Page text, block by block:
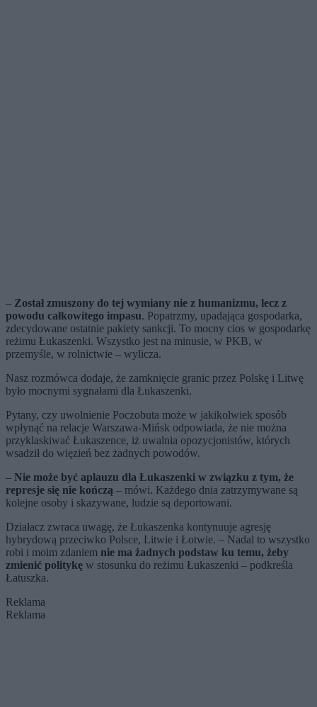
– Został zmuszony do tej wymiany nie z humanizmu, lecz z
powodu całkowitego impasu. Popatrzmy, upadająca gospodarka,
zdecydowane ostatnie pakiety sankcji. To mocny cios w gospodarkę
reżimu Łukaszenki. Wszystko jest na minusie, w PKB, w
przemyśle, w rolnictwie – wylicza.
Nasz rozmówca dodaje, że zamknięcie granic przez Polskę i Litwę
było mocnymi sygnałami dla Łukaszenki.
Pytany, czy uwolnienie Poczobuta może w jakikolwiek sposób
wpłynąć na relacje Warszawa-Mińsk odpowiada, że nie można
przyklaskiwać Łukaszence, iż uwalnia opozycjonistów, których
wsadził do więzień bez żadnych powodów.
– Nie może być aplauzu dla Łukaszenki w związku z tym, że
represje się nie kończą – mówi. Każdego dnia zatrzymywane są
kolejne osoby i skazywane, ludzie są deportowani.
Działacz zwraca uwagę, że Łukaszenka kontynuuje agresję
hybrydową przeciwko Polsce, Litwie i Łotwie. – Nadal to wszystko
robi i moim zdaniem nie ma żadnych podstaw ku temu, żeby
zmienić politykę w stosunku do reżimu Łukaszenki – podkreśla
Łatuszka.
Reklama
Reklama